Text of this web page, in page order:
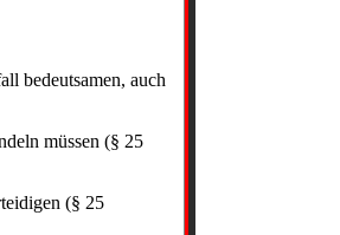
bedeutsamen, auch
müssen (§ 25
(§ 25